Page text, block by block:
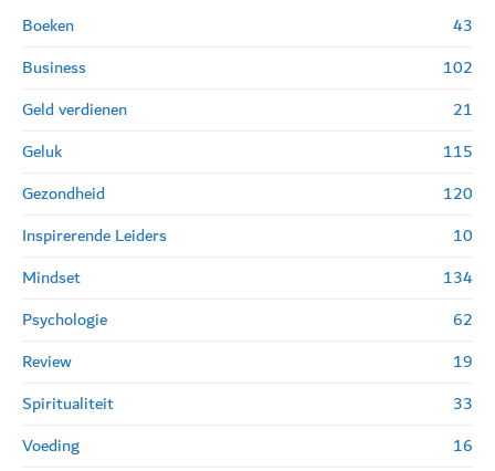
Boeken
43
Business
102
Geld verdienen
21
Geluk
115
Gezondheid
120
Inspirerende Leiders
10
Mindset
134
Psychologie
62
Review
19
Spiritualiteit
33
Voeding
16